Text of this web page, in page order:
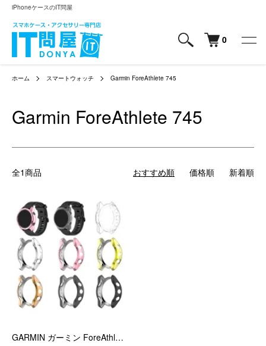
iPhoneケースのIT問屋
0
ホーム スマートウォッチ Garmin ForeAthlete 745
Garmin ForeAthlete 745
全1商品 おすすめ順 価格順 新着順
GARMIN ガーミン ForeAthlete 745 メッキ ケース/カバー 保護ケース カバー ソフト TPU メッキ プロテクターカバー